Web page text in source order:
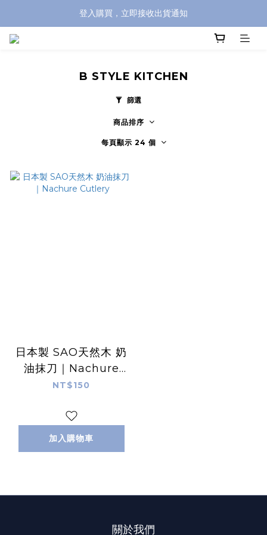
全館滿兩千免運！
登入購買，立即接收出貨通知
B STYLE KITCHEN
篩選
商品排序
每頁顯示 24 個
日本製 SAO天然木 奶
油抹刀｜Nachure
Cutlery
NT$150
加入購物車
關於我們